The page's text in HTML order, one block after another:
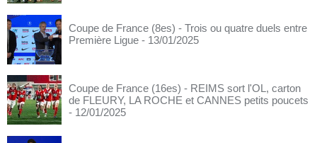
Coupe de France (8es) - Trois ou quatre duels entre
Première Ligue - 13/01/2025
Coupe de France (16es) - REIMS sort l'OL, carton
de FLEURY, LA ROCHE et CANNES petits poucets
- 12/01/2025